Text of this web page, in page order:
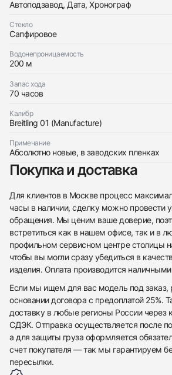
Автоподзавод, Дата, Хронограф
Стекло
Сапфировое
Водонепроницаемость
200 м
Запас хода
70 часов
Калибр
Breitling 01 (Manufacture)
Примечание
Абсолютно новые, в заводских пленках
Покупка и доставка
Для клиентов в Москве процесс
часы в наличии, сделку можно провести
обращения. Мы ценим ваше доверие,
встретиться как в нашем офисе, так и в
профильном сервисном центре столицы
чтобы вы могли сразу убедиться в
изделия. Оплата производится
Если мы ищем для вас модель под заказ,
основании договора с предоплатой 25%.
доставку в любые регионы России через
СДЭК. Отправка осуществляется после
а для защиты груза оформляется
счет покупателя — так мы гарантируем
пересылки.
Отправить заявку